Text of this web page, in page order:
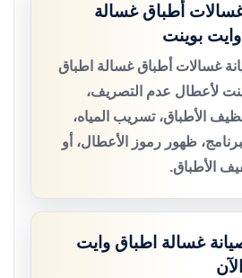
أطباق غسالة
بوينت
غسالات أطباق غسالة اطباق
لأعطال عدم التصريف،
الأطباق، تسريب المياه،
ظهور رموز الأعطال، أو
الأطباق.
غسالة اطباق وايت